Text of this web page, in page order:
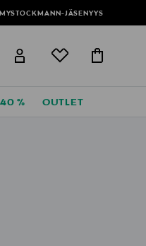
MYSTOCKMANN-JÄSENYYS
% OUTLET